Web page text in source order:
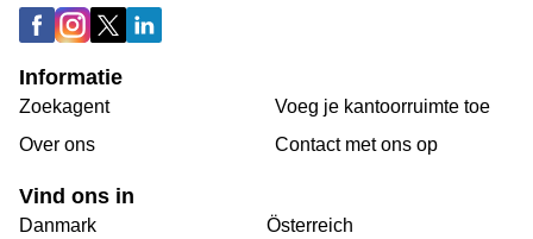
Informatie
Zoekagent
Over ons
Voeg je kantoorruimte toe
Сontact met ons op
Vind ons in
Danmark
Österreich